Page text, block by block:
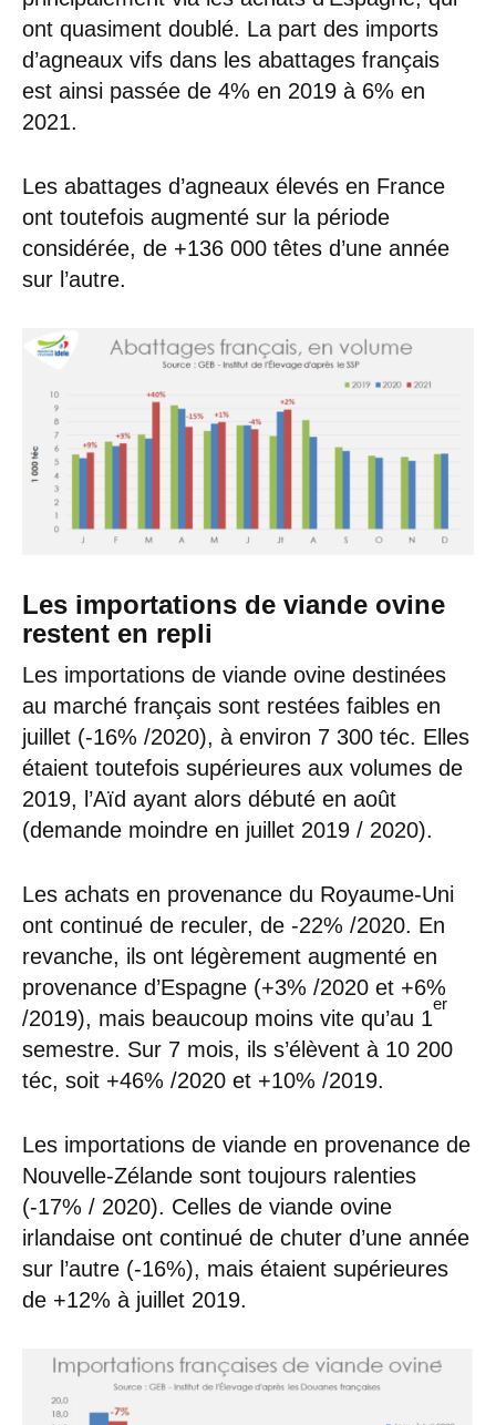
ont quasiment doublé. La part des imports
d’agneaux vifs dans les abattages français
est ainsi passée de 4% en 2019 à 6% en
2021.
Les abattages d’agneaux élevés en France
ont toutefois augmenté sur la période
considérée, de +136 000 têtes d’une année
sur l’autre.
Les importations de viande ovine
restent en repli
Les importations de viande ovine destinées
au marché français sont restées faibles en
juillet (-16% /2020), à environ 7 300 téc. Elles
étaient toutefois supérieures aux volumes de
2019, l’Aïd ayant alors débuté en août
(demande moindre en juillet 2019 / 2020).
Les achats en provenance du Royaume-Uni
ont continué de reculer, de -22% /2020. En
revanche, ils ont légèrement augmenté en
provenance d’Espagne (+3% /2020 et +6%
/2019), mais beaucoup moins vite qu’au 1
er
semestre. Sur 7 mois, ils s’élèvent à 10 200
téc, soit +46% /2020 et +10% /2019.
Les importations de viande en provenance de
Nouvelle-Zélande sont toujours ralenties
(-17% / 2020). Celles de viande ovine
irlandaise ont continué de chuter d’une année
sur l’autre (-16%), mais étaient supérieures
de +12% à juillet 2019.